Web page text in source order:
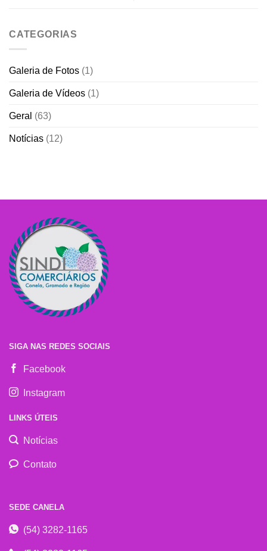
CATEGORIAS
Galeria de Fotos (1)
Galeria de Vídeos (1)
Geral (63)
Notícias (12)
SIGA NAS REDES SOCIAIS
Facebook
Instagram
LINKS ÚTEIS
Notícias
Contato
SEDE CANELA
(54) 3282-1165